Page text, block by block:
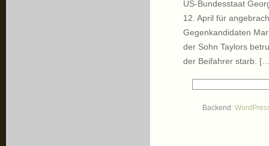
US-Bundesstaat
12. April für
Gegenkandidaten
der Sohn Taylors
der Beifahrer starb.
Backend: